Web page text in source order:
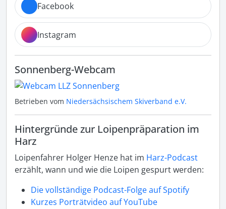
Facebook
Instagram
Sonnenberg-Webcam
Betrieben vom Niedersächsischem Skiverband e.V.
Hintergründe zur Loipenpräparation im
Harz
Loipenfahrer Holger Henze hat im Harz-Podcast
erzählt, wann und wie die Loipen gespurt werden:
Die vollständige Podcast-Folge auf Spotify
Kurzes Porträtvideo auf YouTube